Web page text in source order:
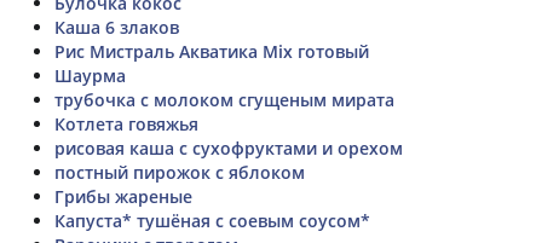
Каша 6 злаков
Рис Мистраль Акватика Mix готовый
Шаурма
трубочка с молоком сгущеным мирата
Котлета говяжья
рисовая каша с сухофруктами и орехом
постный пирожок с яблоком
Грибы жареные
Капуста* тушёная с соевым соусом*